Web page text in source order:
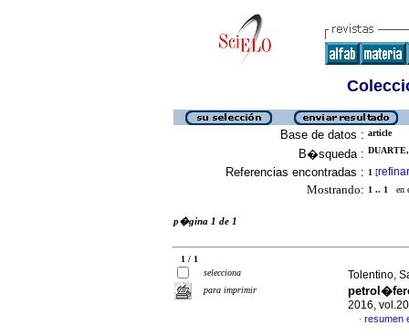
Base de datos : article
B�squeda :
Referencias encontradas : 1 [refinar
Mostrando: 1 .. 1 en
p�gina 1 de 1
1 / 1
selecciona
para imprimir
Tolentino,
2016,
· resumen